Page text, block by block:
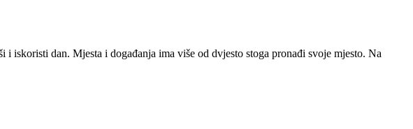
iskoristi dan. Mjesta i događanja ima više od dvjesto stoga pronađi svoje mjesto. Na